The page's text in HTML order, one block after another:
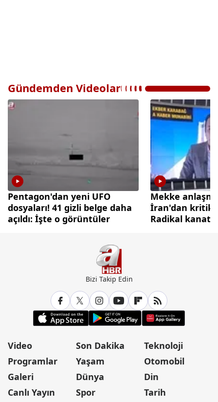
Gündemden Videolar
Pentagon'dan yeni UFO
dosyaları! 41 gizli belge daha
açıldı: İşte o görüntüler
Mekke
İran'dan kritik
Radikal kanat
Bizi Takip Edin
Video
Programlar
Galeri
Canlı Yayın
Son Dakika
Yaşam
Dünya
Spor
Teknoloji
Otomobil
Din
Tarih